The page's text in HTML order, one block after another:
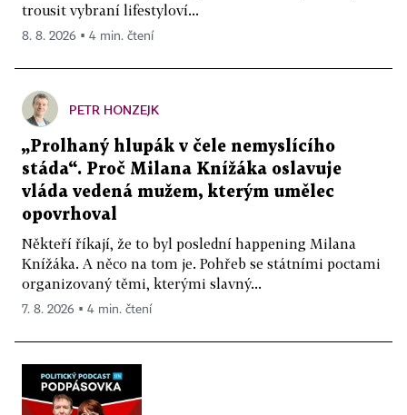
trousit vybraní lifestyloví...
8. 8. 2026 ▪ 4 min. čtení
PETR HONZEJK
„Prolhaný hlupák v čele nemyslícího
stáda“. Proč Milana Knížáka oslavuje
vláda vedená mužem, kterým umělec
opovrhoval
Někteří říkají, že to byl poslední happening Milana
Knížáka. A něco na tom je. Pohřeb se státními poctami
organizovaný těmi, kterými slavný...
7. 8. 2026 ▪ 4 min. čtení